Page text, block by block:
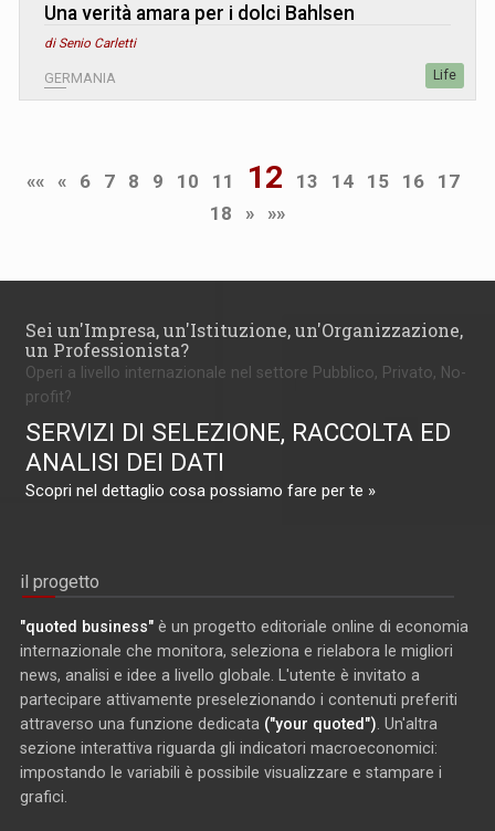
Una verità amara per i dolci Bahlsen
di Senio Carletti
GERMANIA Life
«« « 6 7 8 9 10 11 12 13 14 15 16
17
18
» »»
Sei un'Impresa, un'Istituzione, un'Organizzazione,
un Professionista?
Operi a livello internazionale nel settore Pubblico, Privato, No-
profit?
SERVIZI DI SELEZIONE, RACCOLTA ED
ANALISI DEI DATI
Scopri nel dettaglio cosa possiamo fare per te »
il progetto
"quoted business" è un progetto editoriale online di economia
internazionale che monitora, seleziona e rielabora le migliori
news, analisi e idee a livello globale. L'utente è invitato a
partecipare attivamente preselezionando i contenuti preferiti
attraverso una funzione dedicata ("your quoted") . Un'altra
sezione interattiva riguarda gli indicatori macroeconomici:
impostando le variabili è possibile visualizzare e stampare i
grafici.